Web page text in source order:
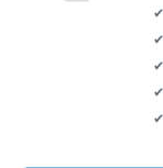
✔
✔
✔
✔
✔